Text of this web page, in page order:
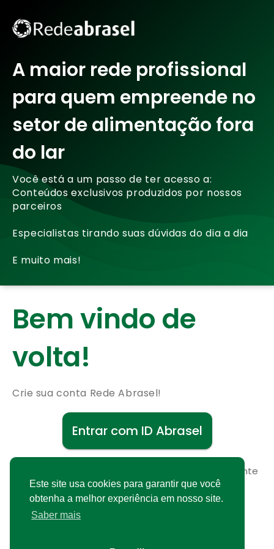
Este site usa cookies para garantir que você
obtenha a melhor experiência em nosso site.
Saber mais
A maior rede profissional
para quem empreende no
setor de alimentação fora
do lar
Você está a um passo de ter acesso a:
Conteúdos exclusivos produzidos por nossos
parceiros
Especialistas tirando suas dúvidas do dia a dia
E muito mais!
Bem vindo de
volta!
Crie sua conta Rede Abrasel!
Entrar com ID Abrasel
Cadastre-se gratuitamente